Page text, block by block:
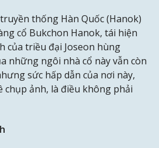
thống Hàn Quốc (Hanok)
cổ Bukchon Hanok, tái hiện
của triều đại Joseon hùng
những ngôi nhà cổ này vẫn còn
sức hấp dẫn của nơi này,
chụp ảnh, là điều không phải